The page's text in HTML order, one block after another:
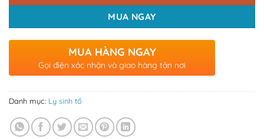
MUA NGAY
MUA HÀNG NGAY
Gọi điện xác nhận và giao hàng tận nơi
Danh mục: Ly sinh tố